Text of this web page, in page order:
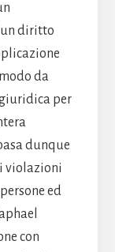
diritto
da
per
dunque
violazioni
ed
con